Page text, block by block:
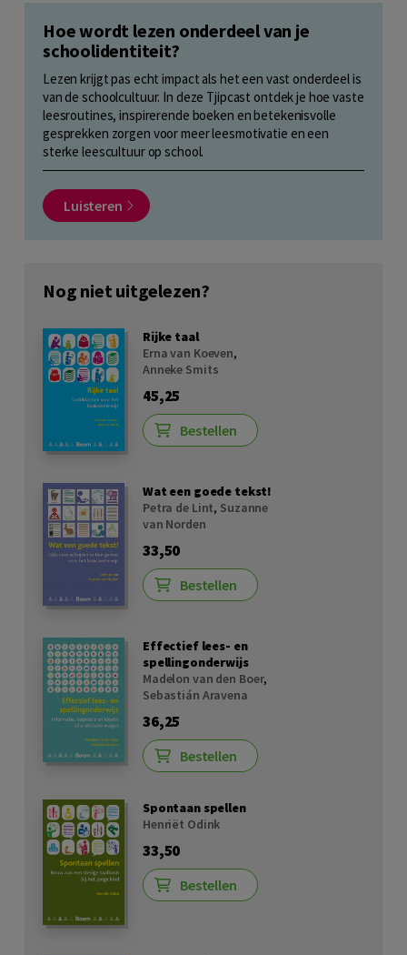
Hoe wordt lezen onderdeel van je
schoolidentiteit?
Lezen krijgt pas echt impact als het een vast onderdeel is
van de schoolcultuur. In deze Tjipcast ontdek je hoe vaste
leesroutines, inspirerende boeken en betekenisvolle
gesprekken zorgen voor meer leesmotivatie en een
sterke leescultuur op school.
Luisteren
Nog niet uitgelezen?
Rijke taal
Erna van Koeven,
Anneke Smits
45,25
Bestellen
Wat een goede tekst!
Petra de Lint, Suzanne
van Norden
33,50
Bestellen
Effectief lees- en
spellingonderwijs
Madelon van den Boer,
Sebastián Aravena
36,25
Bestellen
Spontaan spellen
Henriët Odink
33,50
Bestellen